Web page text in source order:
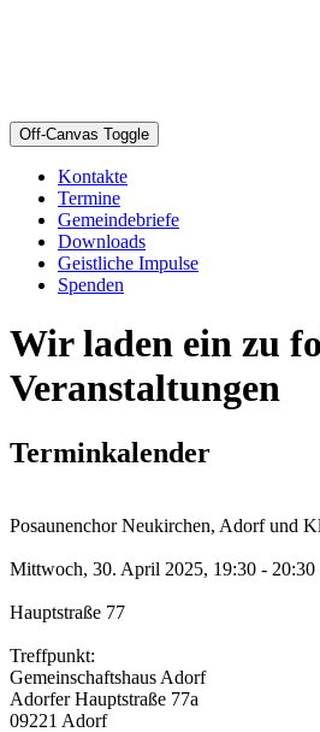
Off-Canvas Toggle
Kontakte
Termine
Gemeindebriefe
Downloads
Geistliche Impulse
Spenden
Wir laden ein zu
Veranstaltungen
Terminkalender
Posaunenchor Neukirchen, Adorf und
Mittwoch, 30. April 2025, 19:30 - 20:30
Hauptstraße 77
Treffpunkt:
Gemeinschaftshaus Adorf
Adorfer Hauptstraße 77a
09221 Adorf